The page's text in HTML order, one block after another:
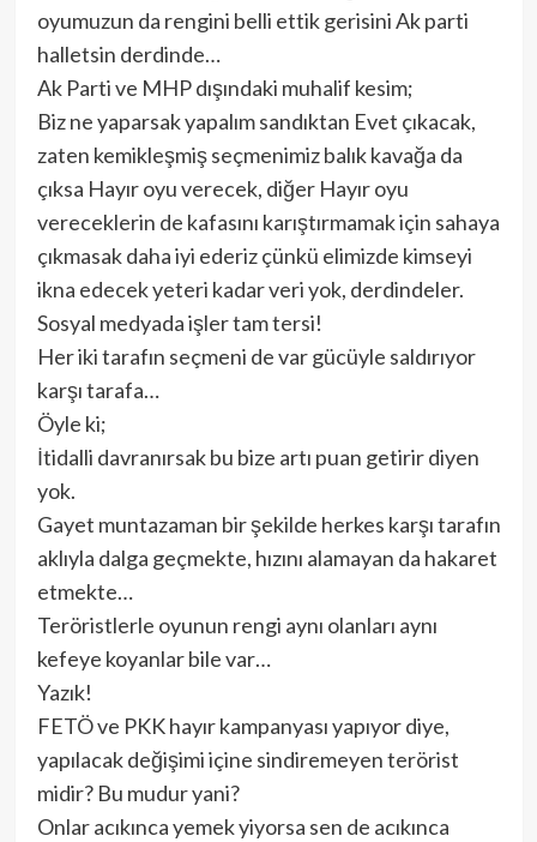
oyumuzun da rengini belli ettik gerisini Ak parti
halletsin derdinde…
Ak Parti ve MHP dışındaki muhalif kesim;
Biz ne yaparsak yapalım sandıktan Evet çıkacak,
zaten kemikleşmiş seçmenimiz balık kavağa da
çıksa Hayır oyu verecek, diğer Hayır oyu
vereceklerin de kafasını karıştırmamak için sahaya
çıkmasak daha iyi ederiz çünkü elimizde kimseyi
ikna edecek yeteri kadar veri yok, derdindeler.
Sosyal medyada işler tam tersi!
Her iki tarafın seçmeni de var gücüyle saldırıyor
karşı tarafa…
Öyle ki;
İtidalli davranırsak bu bize artı puan getirir diyen
yok.
Gayet muntazaman bir şekilde herkes karşı tarafın
aklıyla dalga geçmekte, hızını alamayan da hakaret
etmekte…
Teröristlerle oyunun rengi aynı olanları aynı
kefeye koyanlar bile var…
Yazık!
FETÖ ve PKK hayır kampanyası yapıyor diye,
yapılacak değişimi içine sindiremeyen terörist
midir? Bu mudur yani?
Onlar acıkınca yemek yiyorsa sen de acıkınca